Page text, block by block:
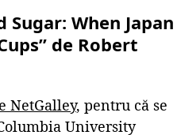
When Japan
de Robert
NetGalley, pentru că se
University